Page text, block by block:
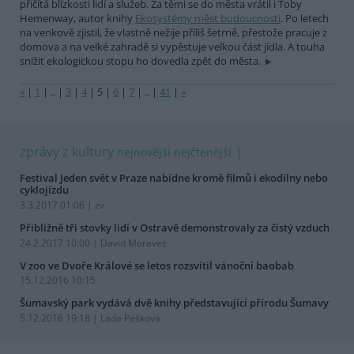
přičítá blízkosti lidí a služeb. Za těmi se do města vrátil i Toby
Hemenway, autor knihy Ekosystémy měst budoucnosti. Po letech
na venkově zjistil, že vlastně nežije příliš šetrně, přestože pracuje z
domova a na velké zahradě si vypěstuje velkou část jídla. A touha
snížit ekologickou stopu ho dovedla zpět do města.
« | 1 | .. | 3 | 4 | 5 | 6 | 7 | .. | 41 | »
zprávy z kultury nejnovější nejčtenější
Festival Jeden svět v Praze nabídne kromě filmů i ekodílny nebo
cyklojízdu
3.3.2017 01:06 | zv
Přibližně tři stovky lidí v Ostravě demonstrovaly za čistý vzduch
24.2.2017 10:00 | David Moravec
V zoo ve Dvoře Králové se letos rozsvítil vánoční baobab
15.12.2016 10:15
Šumavský park vydává dvě knihy představující přírodu Šumavy
5.12.2016 19:18 | Lada Pešková